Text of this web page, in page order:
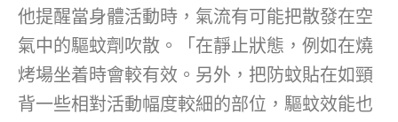
他提醒當身體活動時，氣流有可能把散發在空
氣中的驅蚊劑吹散。「在靜止狀態，例如在燒
烤場坐着時會較有效。另外，把防蚊貼在如頸
背一些相對活動幅度較細的部位，驅蚊效能也